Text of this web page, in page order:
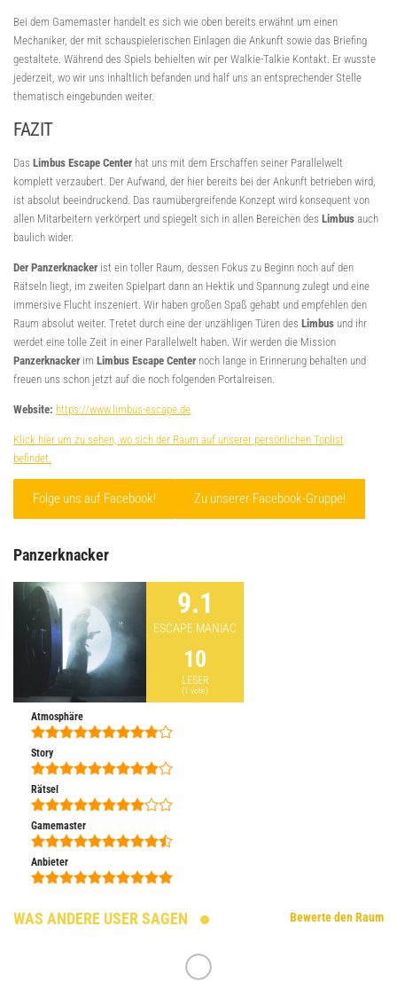
Bei dem Gamemaster handelt es sich wie oben bereits erwähnt um einen
Mechaniker, der mit schauspielerischen Einlagen die Ankunft sowie das Briefing
gestaltete. Während des Spiels behielten wir per Walkie-Talkie Kontakt. Er wusste
jederzeit, wo wir uns inhaltlich befanden und half uns an entsprechender Stelle
thematisch eingebunden weiter.
FAZIT
Das Limbus Escape Center hat uns mit dem Erschaffen seiner Parallelwelt
komplett verzaubert. Der Aufwand, der hier bereits bei der Ankunft betrieben wird,
ist absolut beeindruckend. Das raumübergreifende Konzept wird konsequent von
allen Mitarbeitern verkörpert und spiegelt sich in allen Bereichen des Limbus auch
baulich wider.
Der Panzerknacker ist ein toller Raum, dessen Fokus zu Beginn noch auf den
Rätseln liegt, im zweiten Spielpart dann an Hektik und Spannung zulegt und eine
immersive Flucht inszeniert. Wir haben großen Spaß gehabt und empfehlen den
Raum absolut weiter. Tretet durch eine der unzähligen Türen des Limbus und ihr
werdet eine tolle Zeit in einer Parallelwelt haben. Wir werden die Mission
Panzerknacker im Limbus Escape Center noch lange in Erinnerung behalten und
freuen uns schon jetzt auf die noch folgenden Portalreisen.
Website: https://www.limbus-escape.de
Klick hier um zu sehen, wo sich der Raum auf unserer persönlichen Toplist
befindet.
Folge uns auf Facebook! Zu unserer Facebook-Gruppe!
Panzerknacker
9.1
ESCAPE MANIAC
10
LESER
(1 vote)
Atmosphäre
Story
Rätsel
Gamemaster
Anbieter
WAS ANDERE USER SAGEN Bewerte den Raum